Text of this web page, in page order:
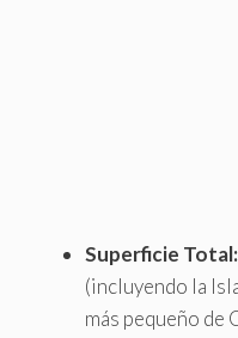
Superficie Total:
(incluyendo la
más pequeño de